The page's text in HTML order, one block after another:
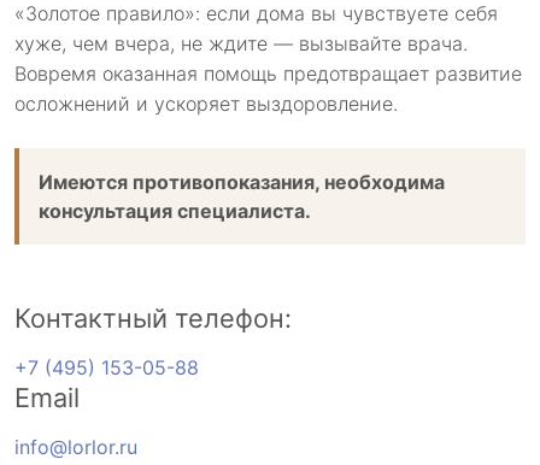
«Золотое правило»: если дома вы чувствуете себя
хуже, чем вчера, не ждите — вызывайте врача.
Вовремя оказанная помощь предотвращает развитие
осложнений и ускоряет выздоровление.
Имеются противопоказания, необходима
консультация специалиста.
Контактный телефон:
+7 (495) 153-05-88
Email
info@lorlor.ru